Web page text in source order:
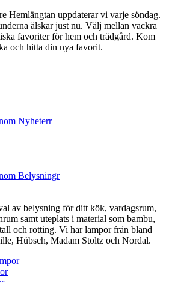
Hemlängtan uppdaterar vi varje söndag.
älskar just nu. Välj mellan vackra
favoriter för hem och trädgård. Kom
och hitta din nya favorit.
Nyheterr
Belysningr
av belysning för ditt kök, vardagsrum,
samt uteplats i material som bambu,
och rotting. Vi har lampor från bland
Hübsch, Madam Stoltz och Nordal.